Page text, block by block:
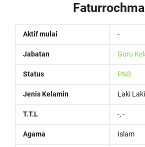
Aktif mulai -
Jabatan Guru
Status PNS
Jenis Kelamin Laki Laki
T.T.L -, -
Agama Islam